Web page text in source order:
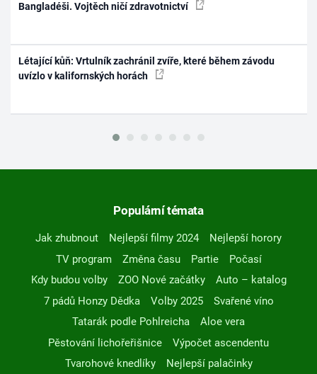
Bangladéši. Vojtěch ničí zdravotnictví
Létající kůň: Vrtulník zachránil zvíře, které během závodu
uvízlo v kalifornských horách
Populární témata
Jak zhubnout Nejlepší filmy 2024
Nejlepší horory
TV program
Změna času Partie
Počasí
Kdy budou volby
ZOO Nové začátky
Auto – katalog
7 pádů Honzy Dědka
Volby 2025
Svařené víno
Tatarák podle Pohlreicha
Aloe vera
Pěstování lichořeřišnice
Výpočet ascendentu
Tvarohové knedlíky
Nejlepší palačinky